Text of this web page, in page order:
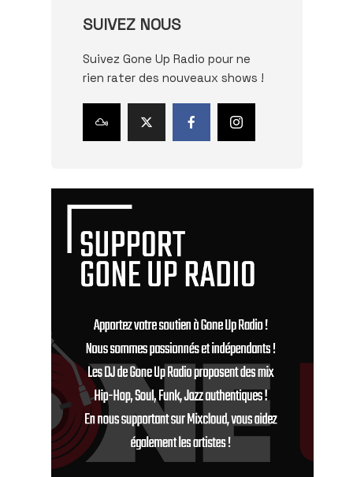
SUIVEZ NOUS
Suivez Gone Up Radio pour ne
rien rater des nouveaux shows !